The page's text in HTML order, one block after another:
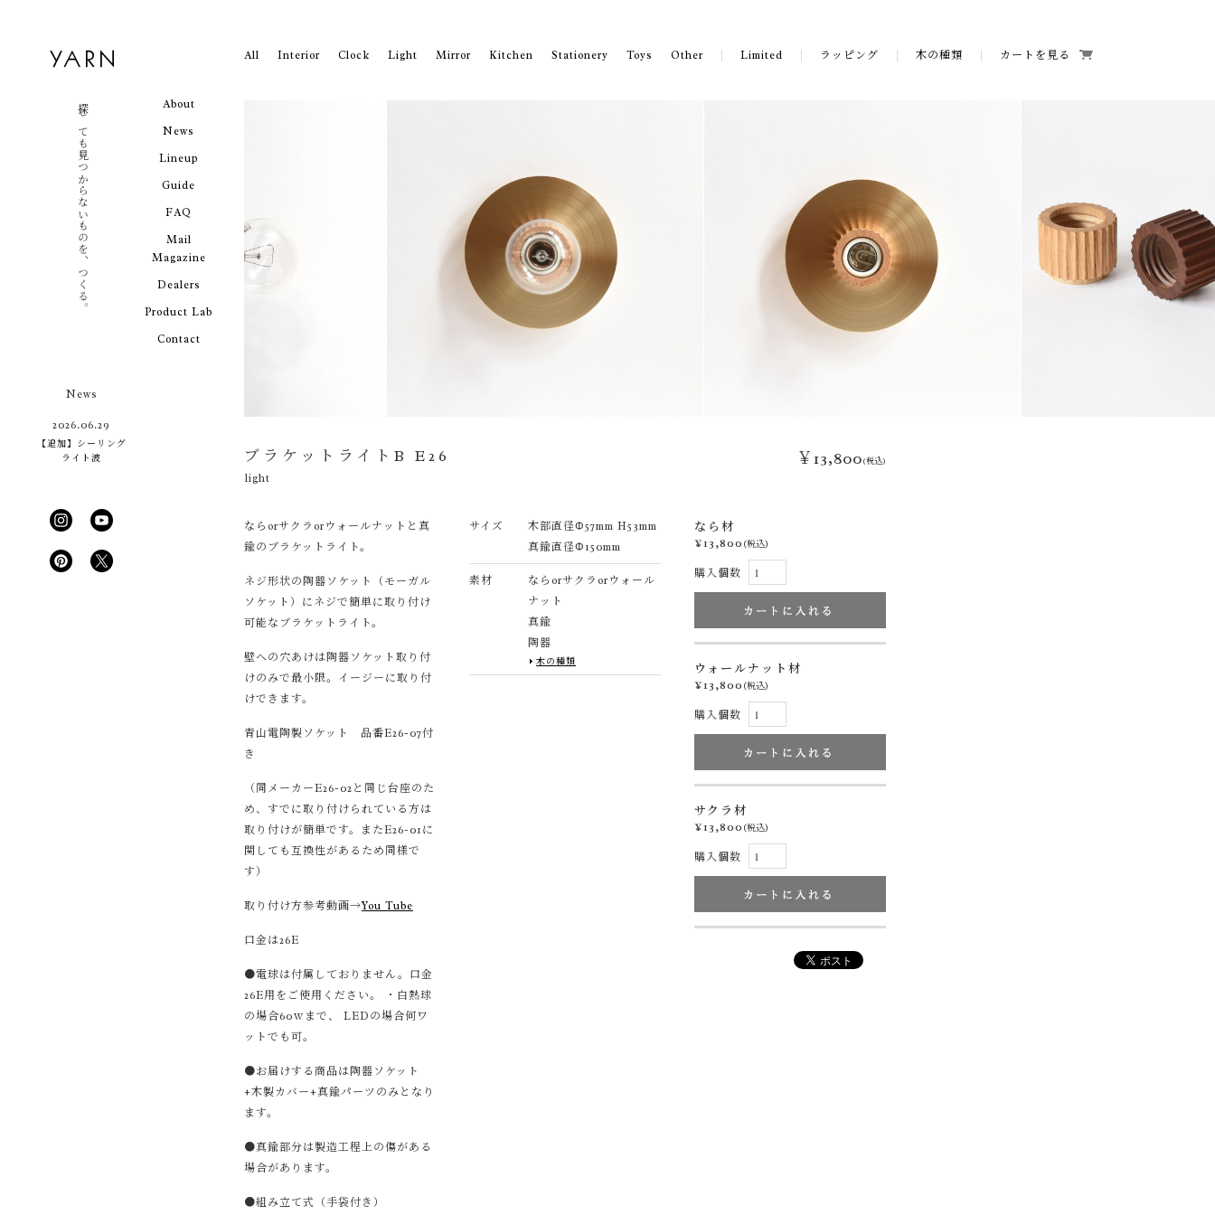
探しても見つからないものを、つくる。
News
2026.06.29
【追加】シーリング
ライト波
About
News
Lineup
Guide
FAQ
Mail
Magazine
Dealers
Product Lab
Contact
All Interior Clock Light Mirror Kitchen Stationery Toys Other Limited ラッピング 木の種類 カートを見る
ブラケットライトB E26
light
￥13,800(税込)
ならorサクラorウォールナットと真
鍮のブラケットライト。
ネジ形状の陶器ソケット（モーガル
ソケット）にネジで簡単に取り付け
可能なブラケットライト。
壁への穴あけは陶器ソケット取り付
けのみで最小限。イージーに取り付
けできます。
青山電陶製ソケット 品番E26-07付
き
（同メーカーE26-02と同じ台座のた
め、すでに取り付けられている方は
取り付けが簡単です。またE26-01に
関しても互換性があるため同様で
す）
取り付け方参考動画→You Tube
口金は26E
●電球は付属しておりません。口金
26E用をご使用ください。 ・白熱球
の場合60ｗまで、 LEDの場合何ワ
ットでも可。
●お届けする商品は陶器ソケット
+木製カバー+真鍮パーツのみとなり
ます。
●真鍮部分は製造工程上の傷がある
場合があります。
●組み立て式（手袋付き）
サイズ
木部直径Φ57mm H53mm
真鍮直径Φ150mm
素材
ならorサクラorウォール
ナット
真鍮
陶器
木の種類
なら材
¥13,800 (税込)
購入個数
ウォールナット材
¥13,800 (税込)
購入個数
サクラ材
¥13,800 (税込)
購入個数